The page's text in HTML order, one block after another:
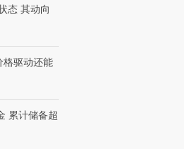
态 其动向
格驱动还能
累计储备超